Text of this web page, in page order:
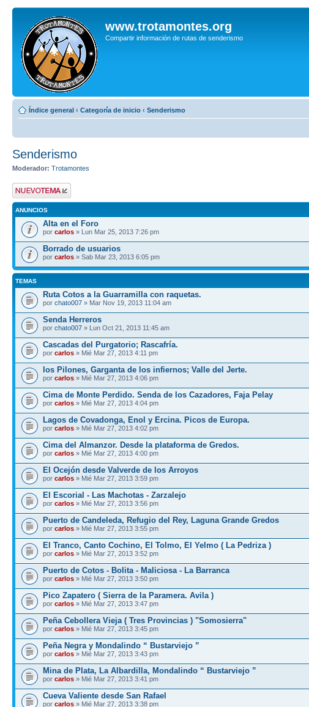
www.trotamontes.org
Compartir información de rutas de senderismo
Índice general ‹ Categoría de inicio ‹ Senderismo
Senderismo
Moderador: Trotamontes
Publicar un nuevo
tema
ANUNCIOS
Alta en el Foro
por carlos » Lun Mar 25, 2013 7:26 pm
Borrado de usuarios
por carlos » Sab Mar 23, 2013 6:05 pm
TEMAS
Ruta Cotos a la Guarramilla con raquetas.
por chato007 » Mar Nov 19, 2013 11:04 am
Senda Herreros
por chato007 » Lun Oct 21, 2013 11:45 am
Cascadas del Purgatorio; Rascafría.
por carlos » Mié Mar 27, 2013 4:11 pm
los Pilones, Garganta de los infiernos; Valle del Jerte.
por carlos » Mié Mar 27, 2013 4:06 pm
Cima de Monte Perdido. Senda de los Cazadores, Faja Pelay
por carlos » Mié Mar 27, 2013 4:04 pm
Lagos de Covadonga, Enol y Ercina. Picos de Europa.
por carlos » Mié Mar 27, 2013 4:02 pm
Cima del Almanzor. Desde la plataforma de Gredos.
por carlos » Mié Mar 27, 2013 4:00 pm
El Ocejón desde Valverde de los Arroyos
por carlos » Mié Mar 27, 2013 3:59 pm
El Escorial - Las Machotas - Zarzalejo
por carlos » Mié Mar 27, 2013 3:56 pm
Puerto de Candeleda, Refugio del Rey, Laguna Grande Gredos
por carlos » Mié Mar 27, 2013 3:55 pm
El Tranco, Canto Cochino, El Tolmo, El Yelmo ( La Pedriza )
por carlos » Mié Mar 27, 2013 3:52 pm
Puerto de Cotos - Bolita - Maliciosa - La Barranca
por carlos » Mié Mar 27, 2013 3:50 pm
Pico Zapatero ( Sierra de la Paramera. Avila )
por carlos » Mié Mar 27, 2013 3:47 pm
Peña Cebollera Vieja ( Tres Provincias ) "Somosierra"
por carlos » Mié Mar 27, 2013 3:45 pm
Peña Negra y Mondalindo “ Bustarviejo ”
por carlos » Mié Mar 27, 2013 3:43 pm
Mina de Plata, La Albardilla, Mondalindo “ Bustarviejo ”
por carlos » Mié Mar 27, 2013 3:41 pm
Cueva Valiente desde San Rafael
por carlos » Mié Mar 27, 2013 3:38 pm